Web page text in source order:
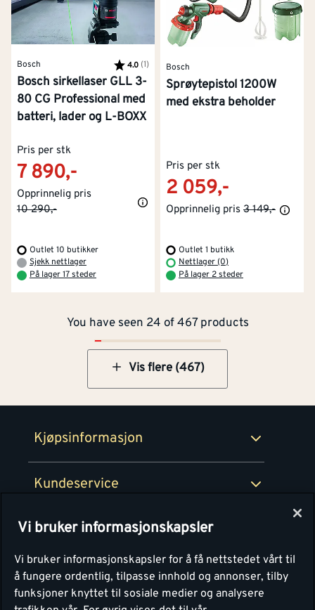
Bosch Karakter:
4.0 (1) av 5 mulige
Bosch sirkellaser GLL 3-
80 CG Professional med
batteri, lader og L-BOXX
Pris per stk
7 890,-
Opprinnelig pris
10 290,-
Outlet 10 butikker
Sjekk nettlager
På lager 17 steder
Bosch
Sprøytepistol 1200W
med ekstra beholder
Pris per stk
2 059,-
Opprinnelig pris 3 149,-
Outlet 1 butikk
Nettlager (0)
På lager 2 steder
You have seen 24 of 467 products
Vis flere (467)
Kjøpsinformasjon
Betaling
Retur- og angrerettsskjema
Kundeservice
Kontakt oss
Medlemsavtaler
Montér
Om Montér
Personvern
Vi bruker informasjonskapsler
Vi bruker informasjonskapsler for å få nettstedet vårt til
å fungere ordentlig, tilpasse innhold og annonser, tilby
funksjoner knyttet til sosiale medier og analysere